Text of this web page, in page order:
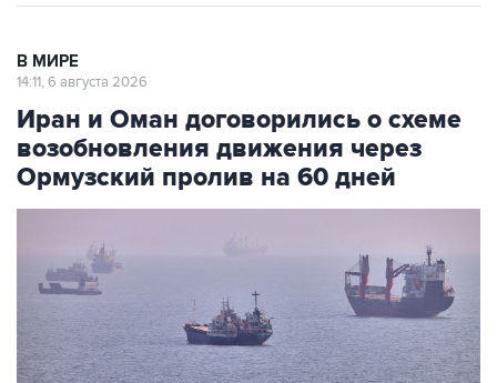
В МИРЕ
14:11, 6 августа 2026
Иран и Оман договорились о схеме
возобновления движения через
Ормузский пролив на 60 дней